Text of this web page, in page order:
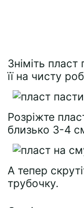
Зніміть
її на чисту
Розріжте
близько 3-4
А тепер
трубочку.